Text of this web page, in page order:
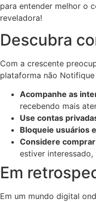
para entender melhor ‍o
reveladora!
Descubra⁤
Com a ​crescente
plataforma não⁢
Acompanhe as
recebendo mais
Use‌ contas
Bloqueie usuários
Considere
estiver
Em
Em um mundo digital